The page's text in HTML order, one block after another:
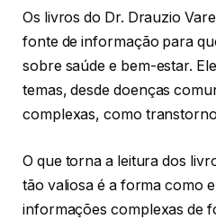
Os livros do Dr. Drauzio
fonte de informação para
sobre saúde e bem-estar.
temas, desde doenças
complexas, como
O que torna a leitura dos
tão valiosa é a forma como
informações complexas de